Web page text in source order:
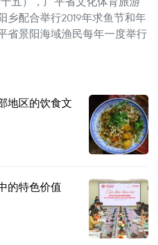
乡配合举行2019年求鱼节和年
省景阳海域渔民每年一度举行
地区的饮食文
的特色价值